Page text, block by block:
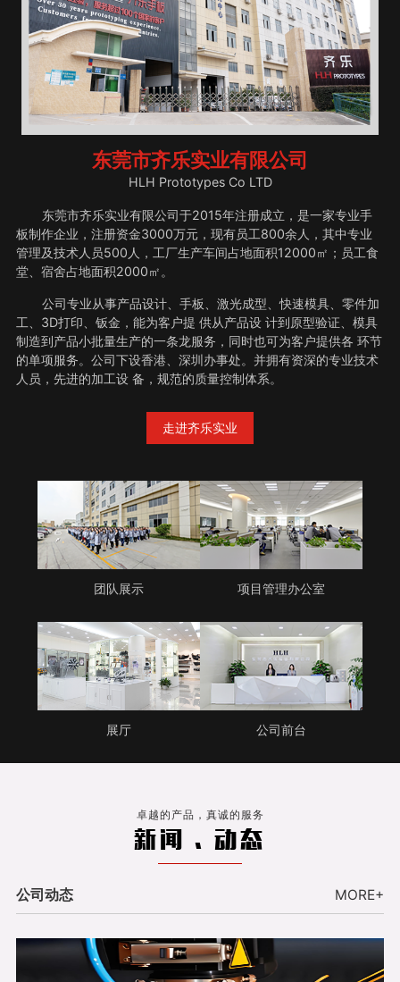
东莞市齐乐实业有限公司
HLH Prototypes Co LTD
东莞市齐乐实业有限公司于2015年注册成立，是一家专业手
板制作企业，注册资金3000万元，现有员工800余人，其中专业
管理及技术人员500人，工厂生产车间占地面积12000㎡；员工食
堂、宿舍占地面积2000㎡。
公司专业从事产品设计、手板、激光成型、快速模具、零件加
工、3D打印、钣金，能为客户提 供从产品设 计到原型验证、模具
制造到产品小批量生产的一条龙服务，同时也可为客户提供各 环节
的单项服务。公司下设香港、深圳办事处。并拥有资深的专业技术
人员，先进的加工设 备，规范的质量控制体系。
走进齐乐实业
团队展示 项目管理办公室
展厅 公司前台
卓越的产品，真诚的服务
新闻 . 动态
公司动态 MORE+